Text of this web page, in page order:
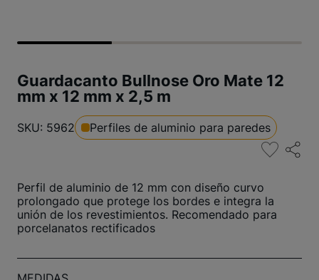
Guardacanto Bullnose Oro Mate 12
mm x 12 mm x 2,5 m
SKU: 5962 Perfiles de aluminio para paredes
Perfil de aluminio de 12 mm con diseño curvo
prolongado que protege los bordes e integra la
unión de los revestimientos. Recomendado para
porcelanatos rectificados